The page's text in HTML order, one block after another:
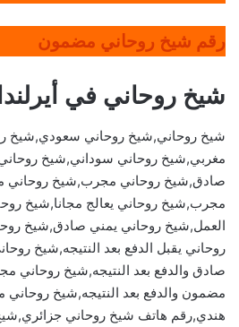
رقم شيخ روحاني مضمون
شيخ روحاني في
شيخ روحاني,شيخ روحاني سعودي,شيخ
مغربي,شيخ روحاني سوداني,شيخ
صادق,شيخ روحاني مجرب,شيخ روحاني
مجرب,شيخ روحاني يعالج مجانا,شيخ
العمل,شيخ روحاني يمني صادق,شيخ
روحاني يقبل الدفع بعد النتيجه,شيخ
صادق والدفع بعد النتيجه,شيخ
مضمون والدفع بعد النتيجه,شيخ
هندي,رقم هاتف شيخ روحاني